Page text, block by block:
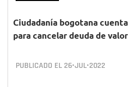
Ciudadanía bogotana
para cancelar deuda de
PUBLICADO EL 26•JUL•2022